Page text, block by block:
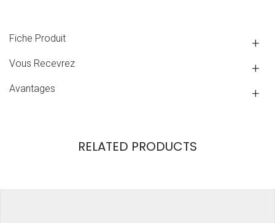
Fiche Produit
Vous Recevrez
Avantages
RELATED PRODUCTS